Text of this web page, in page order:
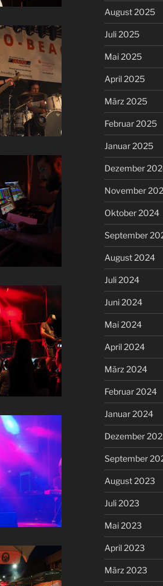
August 2025
Juli 2025
Mai 2025
April 2025
März 2025
Februar 2025
Januar 2025
Dezember
November
Oktober 2024
September
August 2024
Juli 2024
Juni 2024
Mai 2024
April 2024
März 2024
Februar 2024
Januar 2024
Dezember
September
August 2023
Juli 2023
Mai 2023
April 2023
März 2023